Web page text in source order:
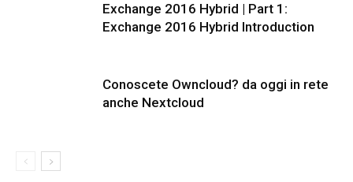
Exchange 2016 Hybrid | Part 1:
Exchange 2016 Hybrid Introduction
Conoscete Owncloud? da oggi in rete
anche Nextcloud